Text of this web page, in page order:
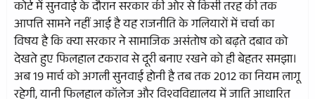
कोर्ट में सुनवाई के दौरान सरकार की ओर से किसी तरह की तक
आपत्ति सामने नहीं आई है यह राजनीति के गलियारों में चर्चा का
विषय है कि क्या सरकार ने सामाजिक असंतोष को बढ़ते दबाव को
देखते हुए फिलहाल टकराव से दूरी बनाए रखने को ही बेहतर समझा।
अब 19 मार्च को अगली सुनवाई होनी है तब तक 2012 का नियम लागू